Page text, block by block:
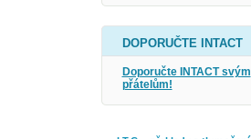
DOPORUČTE INTACT
Doporučte INTACT svým
přátelům!